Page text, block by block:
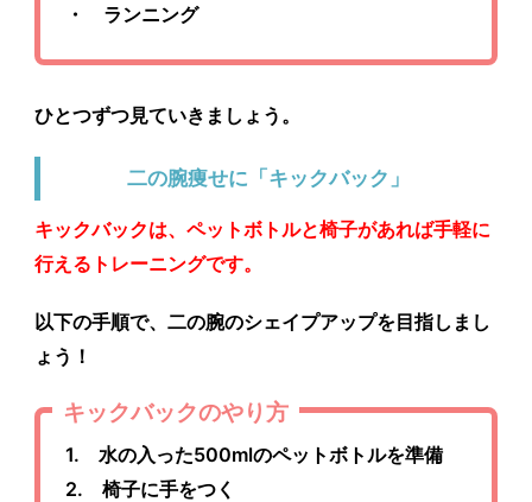
・ ランニング
ひとつずつ見ていきましょう。
二の腕痩せに「キックバック」
キックバックは、ペットボトルと椅子があれば手軽に
行えるトレーニングです。
以下の手順で、二の腕のシェイプアップを目指しまし
ょう！
キックバックのやり方
1. 水の入った500mlのペットボトルを準備
2. 椅子に手をつく